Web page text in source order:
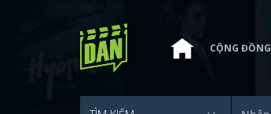
CỘNG ĐỒNG